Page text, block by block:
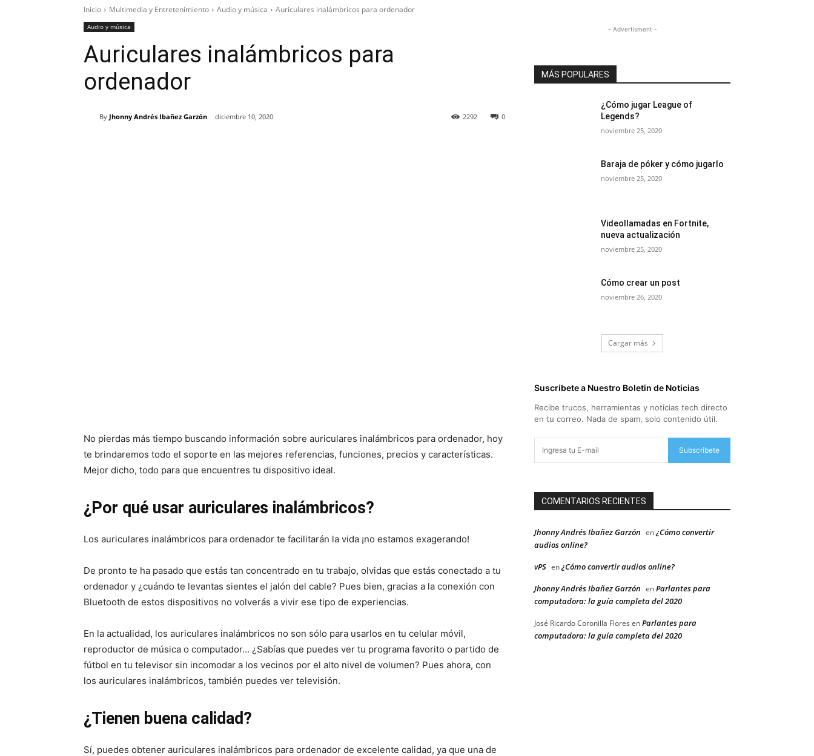
Inicio Multimedia y Entretenimiento Audio y música Auriculares inalámbricos para ordenador
Audio y música
Auriculares inalámbricos para
ordenador
By Jhonny Andrés Ibañez Garzón diciembre 10, 2020 0
2292
No pierdas más tiempo buscando información sobre auriculares inalámbricos para ordenador, hoy
te brindaremos todo el soporte en las mejores referencias, funciones, precios y características.
Mejor dicho, todo para que encuentres tu dispositivo ideal.
¿Por qué usar auriculares inalámbricos?
Los auriculares inalámbricos para ordenador te facilitarán la vida ¡no estamos exagerando!
De pronto te ha pasado que estás tan concentrado en tu trabajo, olvidas que estás conectado a tu
ordenador y ¿cuándo te levantas sientes el jalón del cable? Pues bien, gracias a la conexión con
Bluetooth de estos dispositivos no volverás a vivir ese tipo de experiencias.
En la actualidad, los auriculares inalámbricos no son sólo para usarlos en tu celular móvil,
reproductor de música o computador… ¿Sabías que puedes ver tu programa favorito o partido de
fútbol en tu televisor sin incomodar a los vecinos por el alto nivel de volumen? Pues ahora, con
los auriculares inalámbricos, también puedes ver televisión.
¿Tienen buena calidad?
Sí, puedes obtener auriculares inalámbricos para ordenador de excelente calidad, ya que una de
- Advertisment -
MÁS POPULARES
¿Cómo jugar League of
Legends?
noviembre 25, 2020
Baraja de póker y cómo jugarlo
noviembre 25, 2020
Videollamadas en Fortnite,
nueva actualización
noviembre 25, 2020
Cómo crear un post
noviembre 26, 2020
Cargar más
Suscribete a Nuestro Boletin de Noticias
Recibe trucos, herramientas y noticias tech directo
en tu correo. Nada de spam, solo contenido útil.
Subscribete
COMENTARIOS RECIENTES
Jhonny Andrés Ibañez Garzón en¿Cómo convertir
audios online?
vPS en¿Cómo convertir audios online?
Jhonny Andrés Ibañez Garzón enParlantes para
computadora: la guía completa del 2020
José Ricardo Coronilla Flores enParlantes para
computadora: la guía completa del 2020